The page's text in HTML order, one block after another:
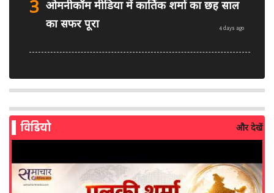
3 ओमनीकॉम मीडिया में कार्तिक शर्मा का छह साल
का सफर पूरा
4 days ago
मिलेगी मेटा की ग्लोबल टीम
4 days ago
5 AI से बने फर्जी पोस्ट पर LinkedIn की सख्ती:
विडियो और देखें